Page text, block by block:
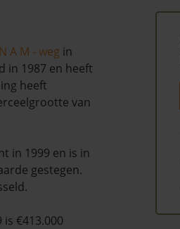
N A M - weg in
in 1987 en heeft
heeft
van
in 1999 en is in
gestegen.
is €413.000